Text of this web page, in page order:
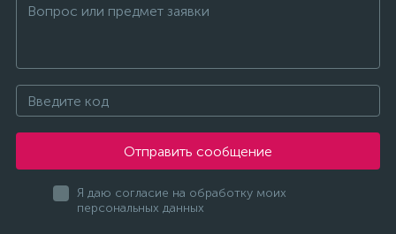
Отправить сообщение
Я даю согласие на обработку моих
персональных данных